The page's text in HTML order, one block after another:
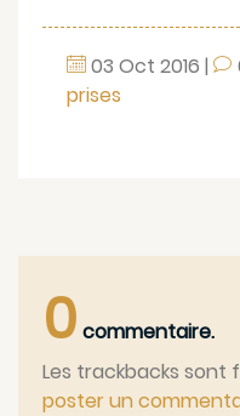
03 Oct 2016 |
prises
0 commentaire.
Les trackbacks sont
poster un